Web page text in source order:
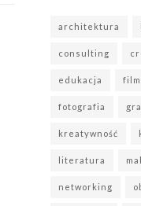
architektura
consulting
edukacja film
fotografia
kreatywność
literatura
networking